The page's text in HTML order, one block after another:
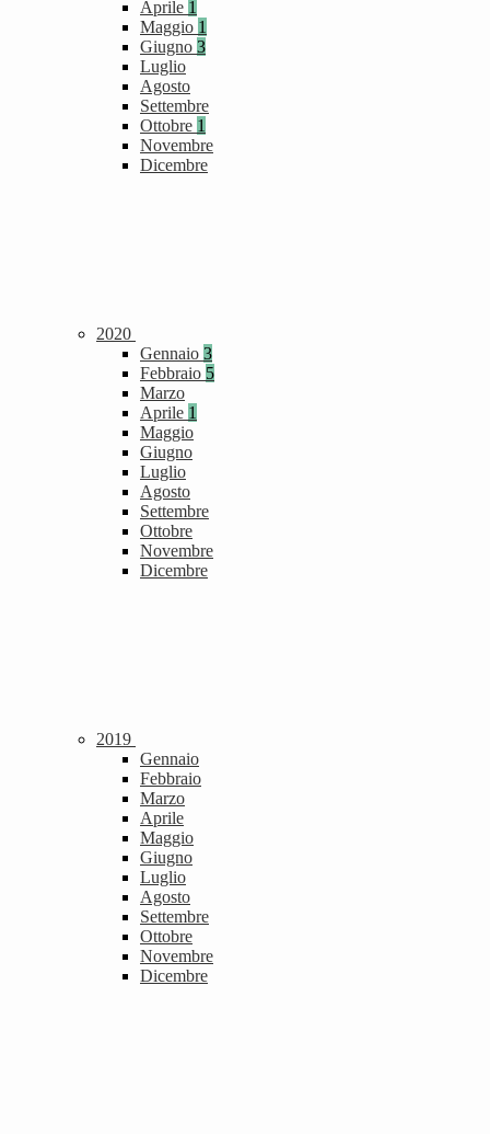
Aprile 1
Maggio 1
Giugno 3
Luglio
Agosto
Settembre
Ottobre 1
Novembre
Dicembre
2020
Gennaio 3
Febbraio 5
Marzo
Aprile 1
Maggio
Giugno
Luglio
Agosto
Settembre
Ottobre
Novembre
Dicembre
2019
Gennaio
Febbraio
Marzo
Aprile
Maggio
Giugno
Luglio
Agosto
Settembre
Ottobre
Novembre
Dicembre